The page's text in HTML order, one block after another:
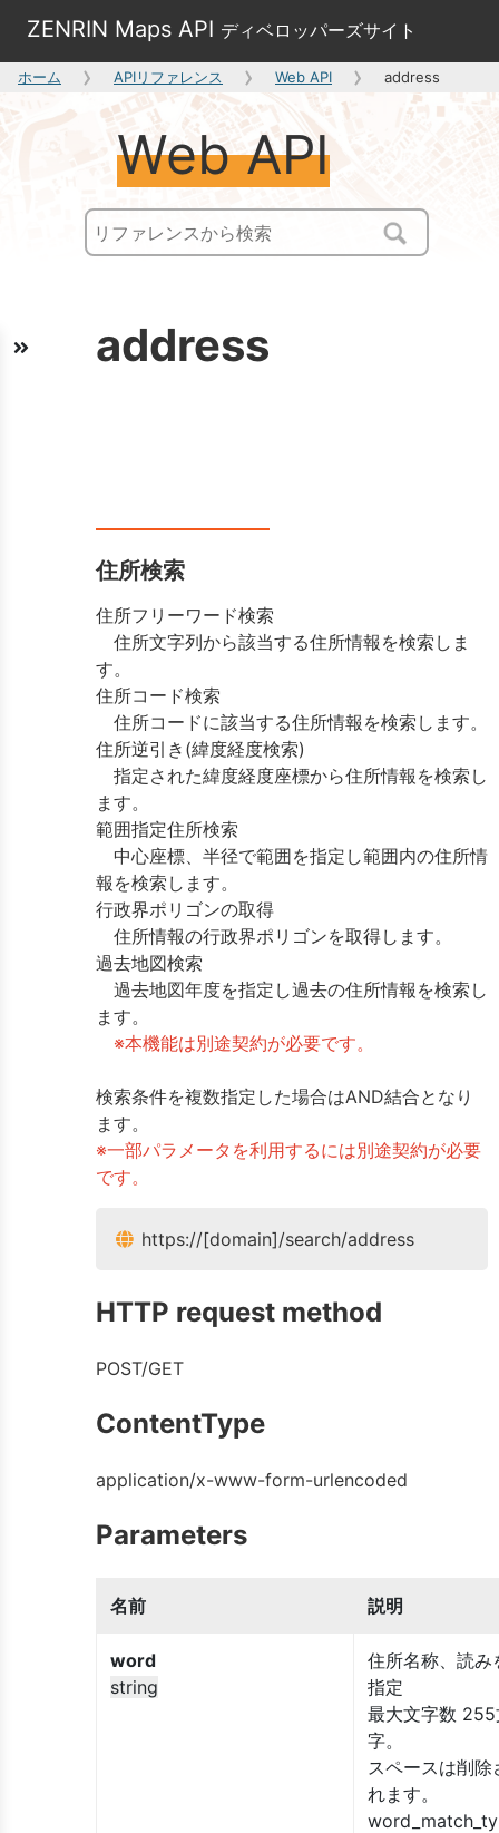
ZENRIN Maps API ディベロッパーズサイト
ホーム APIリファレンス Web API address
Web API
address
住所検索
住所フリーワード検索
住所文字列から該当する住所情報を検索しま
す。
住所コード検索
住所コードに該当する住所情報を検索します。
住所逆引き(緯度経度検索)
指定された緯度経度座標から住所情報を検索し
ます。
範囲指定住所検索
中心座標、半径で範囲を指定し範囲内の住所情
報を検索します。
行政界ポリゴンの取得
住所情報の行政界ポリゴンを取得します。
過去地図検索
過去地図年度を指定し過去の住所情報を検索し
ます。
※本機能は別途契約が必要です。
検索条件を複数指定した場合はAND結合となり
ます。
※一部パラメータを利用するには別途契約が必要
です。
https://[domain]/search/address
HTTP request method
POST/GET
ContentType
application/x-www-form-urlencoded
Parameters
名前 説明
word
string
住所名称、読み
指定
最大文字数 255
字。
スペースは削除
れます。